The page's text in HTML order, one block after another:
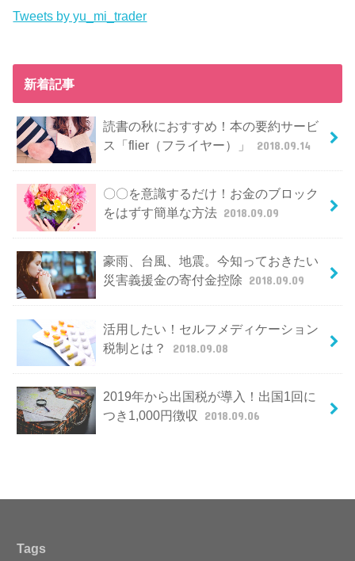
Tweets by yu_mi_trader
新着記事
読書の秋におすすめ！本の要約サービ
ス「flier（フライヤー）」
2018.09.14
〇〇を意識するだけ！お金のブロック
をはずす簡単な方法 2018.09.09
豪雨、台風、地震。今知っておきたい
災害義援金の寄付金控除 2018.09.09
活用したい！セルフメディケーション
税制とは？
2018.09.08
2019年から出国税が導入！出国1回に
つき1,000円徴収
2018.09.06
Tags